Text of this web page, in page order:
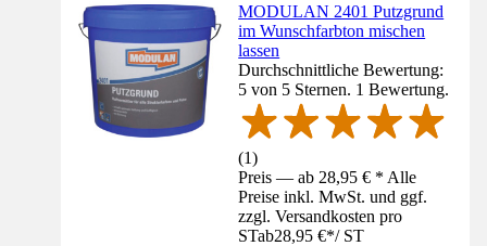
MODULAN 2401 Putzgrund
im Wunschfarbton mischen
lassen
Durchschnittliche Bewertung:
5 von 5 Sternen. 1 Bewertung.
(1)
Preis — ab 28,95 € * Alle
Preise inkl. MwSt. und ggf.
zzgl. Versandkosten pro
STab28,95 €*/ ST